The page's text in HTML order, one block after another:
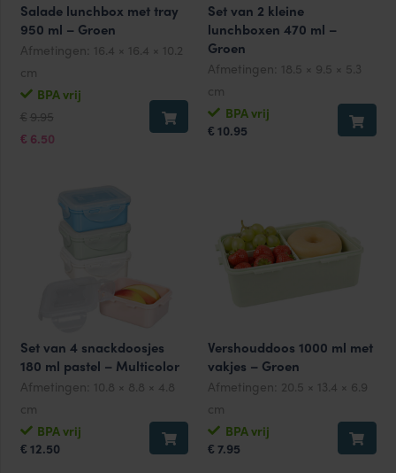
Salade lunchbox met tray
950 ml – Groen
Afmetingen:
16.4 × 16.4 × 10.2
cm
BPA vrij
€ 9.95
Oorspronkelijke
prijs
was:
€ 6.50
Huidige
prijs
is:
Set van 2 kleine
lunchboxen 470 ml –
Groen
Afmetingen:
18.5 × 9.5 × 5.3
cm
BPA vrij
€ 10.95
Set van 4 snackdoosjes
180 ml pastel – Multicolor
Afmetingen:
10.8 × 8.8 × 4.8
cm
BPA vrij
€ 12.50
Vershouddoos 1000 ml met
vakjes – Groen
Afmetingen: 20.5 × 13.4 × 6.9
cm
BPA vrij
€ 7.95